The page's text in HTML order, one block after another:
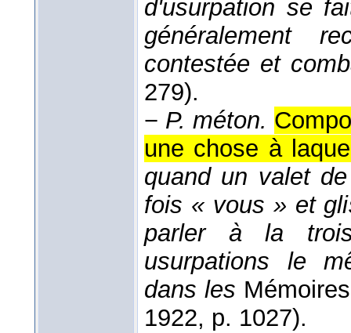
d'usurpation se
généralement
contestée et
279).
− P. méton.
une chose à
quand un valet
fois « vous » et
parler à la
usurpations le
dans les Mémoires
1922, p. 1027).